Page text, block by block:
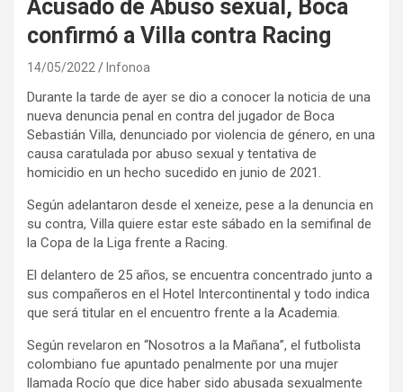
Acusado de Abuso sexual, Boca
confirmó a Villa contra Racing
14/05/2022 Infonoa
Durante la tarde de ayer se dio a conocer la noticia de una
nueva denuncia penal en contra del jugador de Boca
Sebastián Villa, denunciado por violencia de género, en una
causa caratulada por abuso sexual y tentativa de
homicidio en un hecho sucedido en junio de 2021.
Según adelantaron desde el xeneize, pese a la denuncia en
su contra, Villa quiere estar este sábado en la semifinal de
la Copa de la Liga frente a Racing.
El delantero de 25 años, se encuentra concentrado junto a
sus compañeros en el Hotel Intercontinental y todo indica
que será titular en el encuentro frente a la Academia.
Según revelaron en “Nosotros a la Mañana”, el futbolista
colombiano fue apuntado penalmente por una mujer
llamada Rocío que dice haber sido abusada sexualmente